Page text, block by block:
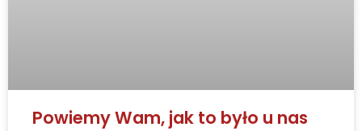
Powiemy Wam, jak to było u nas